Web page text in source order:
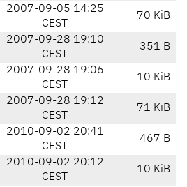
2007-09-05 14:25
CEST
70 KiB
2007-09-28 19:10
CEST
351 B
2007-09-28 19:06
CEST
10 KiB
2007-09-28 19:12
CEST
71 KiB
2010-09-02 20:41
CEST
467 B
2010-09-02 20:12
CEST
10 KiB